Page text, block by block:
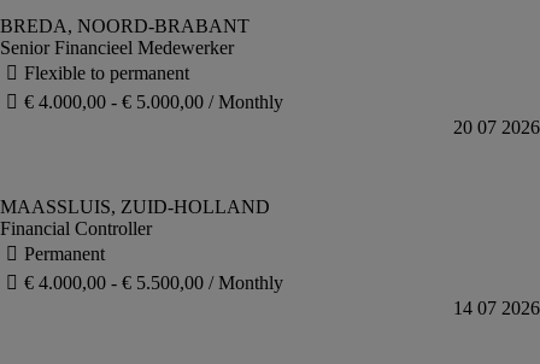
Senior Financieel Medewerker
Financial Controller